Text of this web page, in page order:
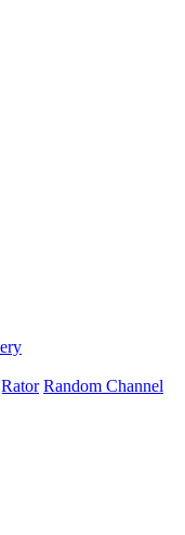
Random Channel